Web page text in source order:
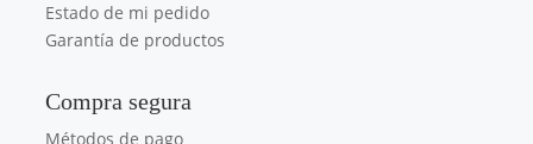
Estado de mi pedido
Garantía de productos
Compra segura
Métodos de pago